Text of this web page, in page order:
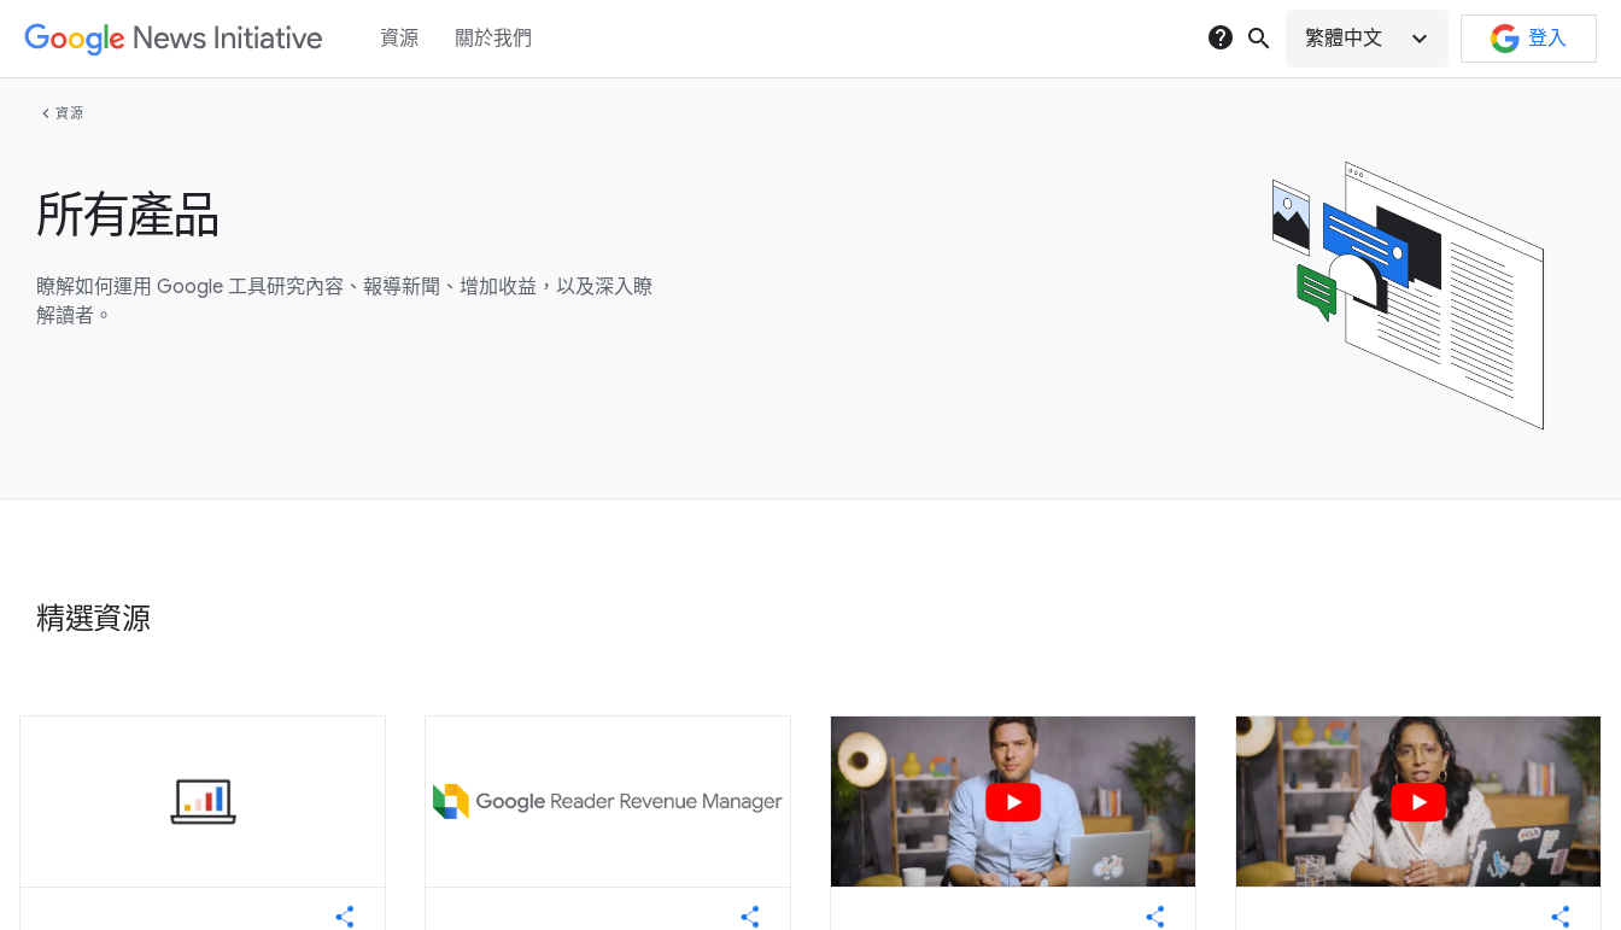
資源 關於我們 help search 繁體中文 expand_more 登入
chevron_left 資源
所有產品
瞭解如何運用 Google 工具研究內容、報導新聞、增加收益，以及深入瞭
解讀者。
精選資源